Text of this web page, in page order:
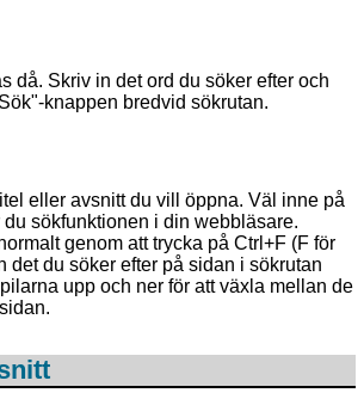
då. Skriv in det ord du söker efter och
knappen bredvid sökrutan.
eller avsnitt du vill öppna. Väl inne på
sökfunktionen i din webbläsare.
genom att trycka på Ctrl+F (F för
det du söker efter på sidan i sökrutan
upp och ner för att växla mellan de